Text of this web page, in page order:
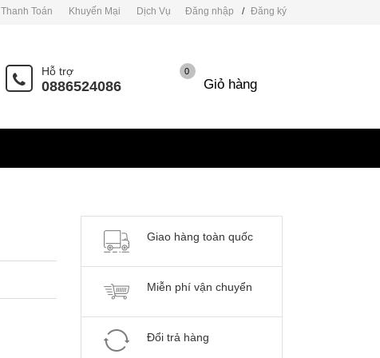
Đăng nhập / Đăng ký
Thanh Toán Khuyến Mại Dịch Vụ
Hỗ trợ
0886524086 Giỏ hàng
0
Giao hàng toàn quốc
Miễn phí vận chuyển
Đổi trả hàng